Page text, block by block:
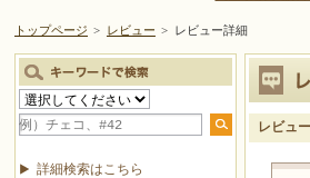
ビーズ・アクセサリ
ビーズ・アクセサリーの専門店 ビーズファクト
TOP まとめて探す
トップページ > レビュー > レビュー詳細
レビュ
詳細検索はこちら